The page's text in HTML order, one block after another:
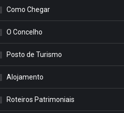
Como Chegar
O Concelho
Posto de Turismo
Alojamento
Roteiros Patrimoniais